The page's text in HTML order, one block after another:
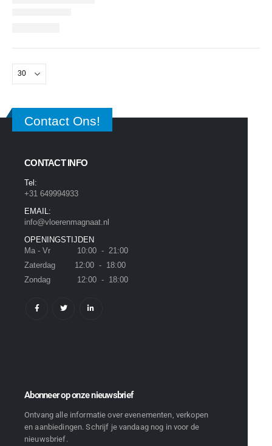
Contact Ons!
CONTACT INFO
Tel:
+31 649994933
EMAIL:
info@vloerenmagnaat.nl
OPENINGSTIJDEN
Ma - Vr 10:00 - 21:00
Zaterdag 12:00 - 18:00
Zondag 12:00 - 18:00
Abonneer op onze nieuwsbrief
Ontvang alle informatie over evenementen, verkopen
en aanbiedingen. Schrijf je vandaag nog in voor de
nieuwsbrief.